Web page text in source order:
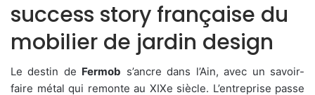
success story française du
mobilier de jardin design
Le destin de Fermob s’ancre dans l’Ain, avec un savoir-
faire métal qui remonte au XIXe siècle. L’entreprise passe